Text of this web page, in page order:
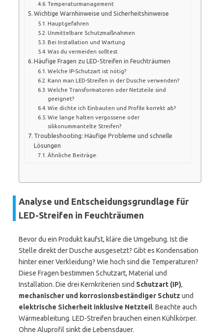
Temperaturmanagement
Wichtige Warnhinweise und Sicherheitshinweise
Hauptgefahren
Unmittelbare Schutzmaßnahmen
Bei Installation und Wartung
Was du vermeiden solltest
Häufige Fragen zu LED-Streifen in Feuchträumen
Welche IP-Schutzart ist nötig?
Kann man LED-Streifen in der Dusche verwenden?
Welche Transformatoren oder Netzteile sind
geeignet?
Wie dichte ich Einbauten und Profile korrekt ab?
Wie lange halten vergossene oder
silikonummantelte Streifen?
Troubleshooting: Häufige Probleme und schnelle
Lösungen
Ähnliche Beiträge:
Analyse und Entscheidungsgrundlage für
LED-Streifen in Feuchträumen
Bevor du ein Produkt kaufst, kläre die Umgebung. Ist die
Stelle direkt der Dusche ausgesetzt? Gibt es Kondensation
hinter einer Verkleidung? Wie hoch sind die Temperaturen?
Diese Fragen bestimmen Schutzart, Material und
Installation. Die drei Kernkriterien sind Schutzart (IP),
mechanischer und korrosionsbeständiger Schutz und
elektrische Sicherheit inklusive Netzteil. Beachte auch
Wärmeableitung. LED-Streifen brauchen einen Kühlkörper.
Ohne Aluprofil sinkt die Lebensdauer.